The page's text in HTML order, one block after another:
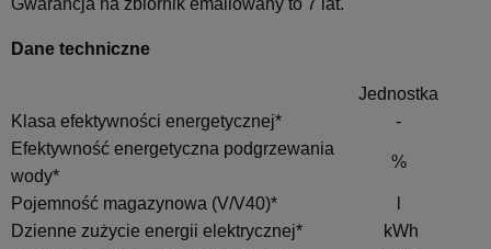
Gwarancja na zbiornik emaliowany to 7 lat.
Dane techniczne
Jednostka
Klasa efektywności energetycznej*
-
Efektywność energetyczna podgrzewania
wody*
%
Pojemność magazynowa (V/V40)*
Dzienne zużycie energii elektrycznej*
kWh